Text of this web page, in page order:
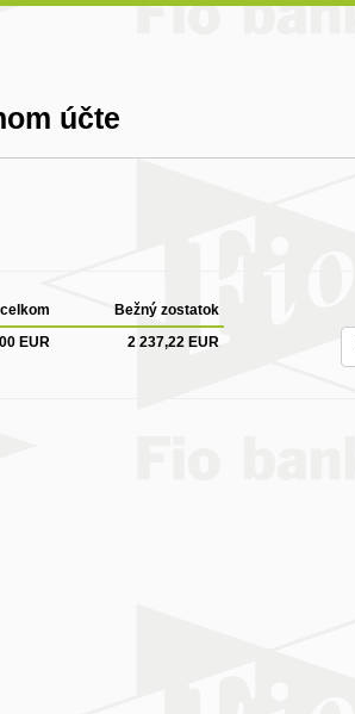
účte
Bežný zostatok
EUR 2 237,22 EUR